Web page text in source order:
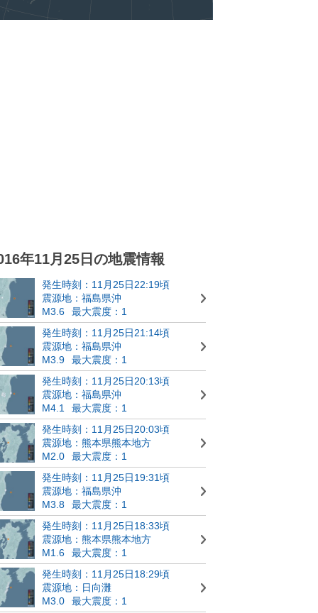
年11月25日の地震情報
発生時刻：11月25日22:19頃
震源地：福島県沖
M3.6
最大震度：1
発生時刻：11月25日21:14頃
震源地：福島県沖
M3.9
最大震度：1
発生時刻：11月25日20:13頃
震源地：福島県沖
M4.1
最大震度：1
発生時刻：11月25日20:03頃
震源地：熊本県熊本地方
M2.0
最大震度：1
発生時刻：11月25日19:31頃
震源地：福島県沖
M3.8
最大震度：1
発生時刻：11月25日18:33頃
震源地：熊本県熊本地方
M1.6
最大震度：1
発生時刻：11月25日18:29頃
震源地：日向灘
M3.0
最大震度：1